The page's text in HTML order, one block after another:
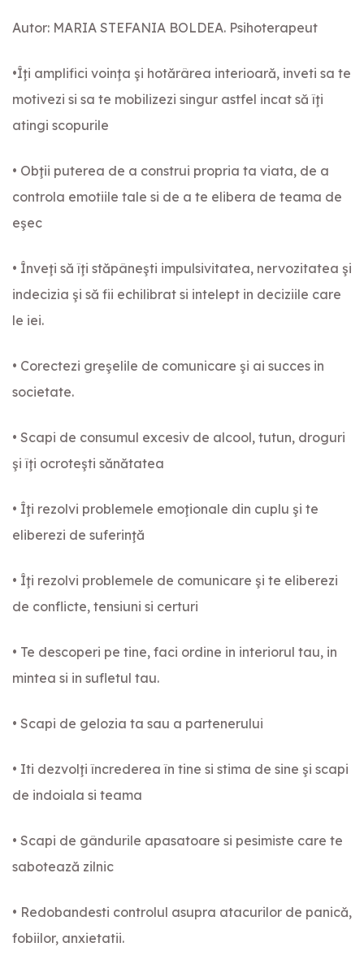
Autor: MARIA STEFANIA BOLDEA. Psihoterapeut
•Îţi amplifici voinţa şi hotărârea interioară, inveti sa te
motivezi si sa te mobilizezi singur astfel incat să îţi
atingi scopurile
• Obţii puterea de a construi propria ta viata, de a
controla emotiile tale si de a te elibera de teama de
eşec
• Înveţi să îţi stăpâneşti impulsivitatea, nervozitatea şi
indecizia şi să fii echilibrat si intelept in deciziile care
le iei.
• Corectezi greşelile de comunicare şi ai succes in
societate.
• Scapi de consumul excesiv de alcool, tutun, droguri
şi îţi ocroteşti sănătatea
• Îţi rezolvi problemele emoţionale din cuplu şi te
eliberezi de suferinţă
• Îţi rezolvi problemele de comunicare şi te eliberezi
de conflicte, tensiuni si certuri
• Te descoperi pe tine, faci ordine in interiorul tau, in
mintea si in sufletul tau.
• Scapi de gelozia ta sau a partenerului
• Iti dezvolţi încrederea în tine si stima de sine şi scapi
de indoiala si teama
• Scapi de gândurile apasatoare si pesimiste care te
sabotează zilnic
• Redobandesti controlul asupra atacurilor de panică,
fobiilor, anxietatii.